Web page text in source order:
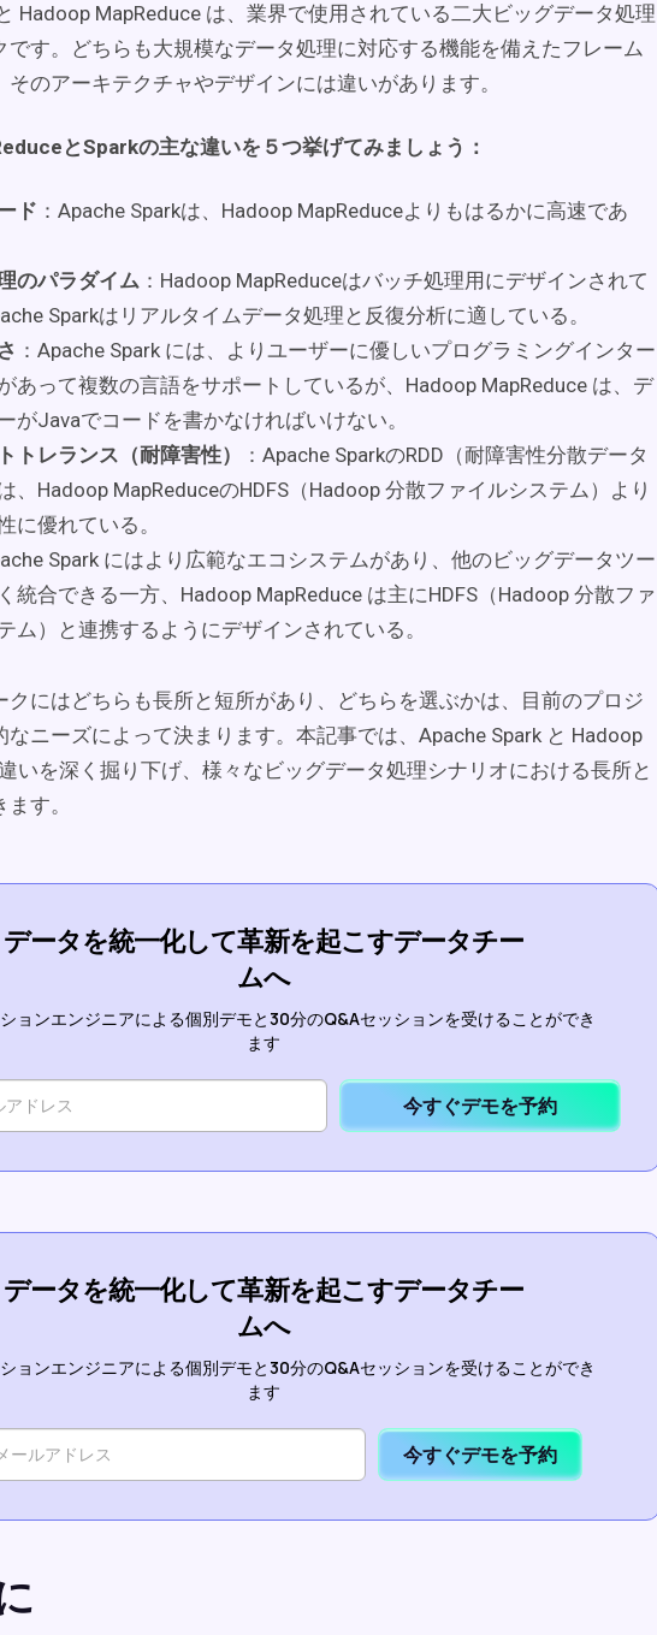
Hadoop MapReduce は、業界で使用されている二大ビッグデータ処理
です。どちらも大規模なデータ処理に対応する機能を備えたフレーム
そのアーキテクチャやデザインには違いがあります。
とSparkの主な違いを５つ挙げてみましょう：
ド ：Apache Sparkは、Hadoop MapReduceよりもはるかに高速であ
のパラダイム ：Hadoop MapReduceはバッチ処理用にデザインされて
Sparkはリアルタイムデータ処理と反復分析に適している。
：Apache Spark には、よりユーザーに優しいプログラミングインター
あって複数の言語をサポートしているが、Hadoop MapReduce は、デ
がJavaでコードを書かなければいけない。
トレランス（耐障害性）
：Apache SparkのRDD（耐障害性分散データ
、Hadoop MapReduceのHDFS（Hadoop 分散ファイルシステム）より
に優れている。
Spark にはより広範なエコシステムがあり、他のビッグデータツー
統合できる一方、Hadoop MapReduce は主にHDFS（Hadoop 分散ファ
ム）と連携するようにデザインされている。
クにはどちらも長所と短所があり、どちらを選ぶかは、目前のプロジ
なニーズによって決まります。本記事では、Apache Spark と Hadoop
いを深く掘り下げ、様々なビッグデータ処理シナリオにおける長所と
す。
データを統一化して革新を起こすデータチー
ムへ
ョンエンジニアによる個別デモと30分のQ&Aセッションを受けることができ
ます
今すぐデモを予約
データを統一化して革新を起こすデータチー
ムへ
ョンエンジニアによる個別デモと30分のQ&Aセッションを受けることができ
ます
今すぐデモを予約